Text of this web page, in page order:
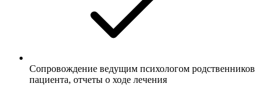
Сопровождение ведущим психологом родственников
пациента, отчеты о ходе лечения